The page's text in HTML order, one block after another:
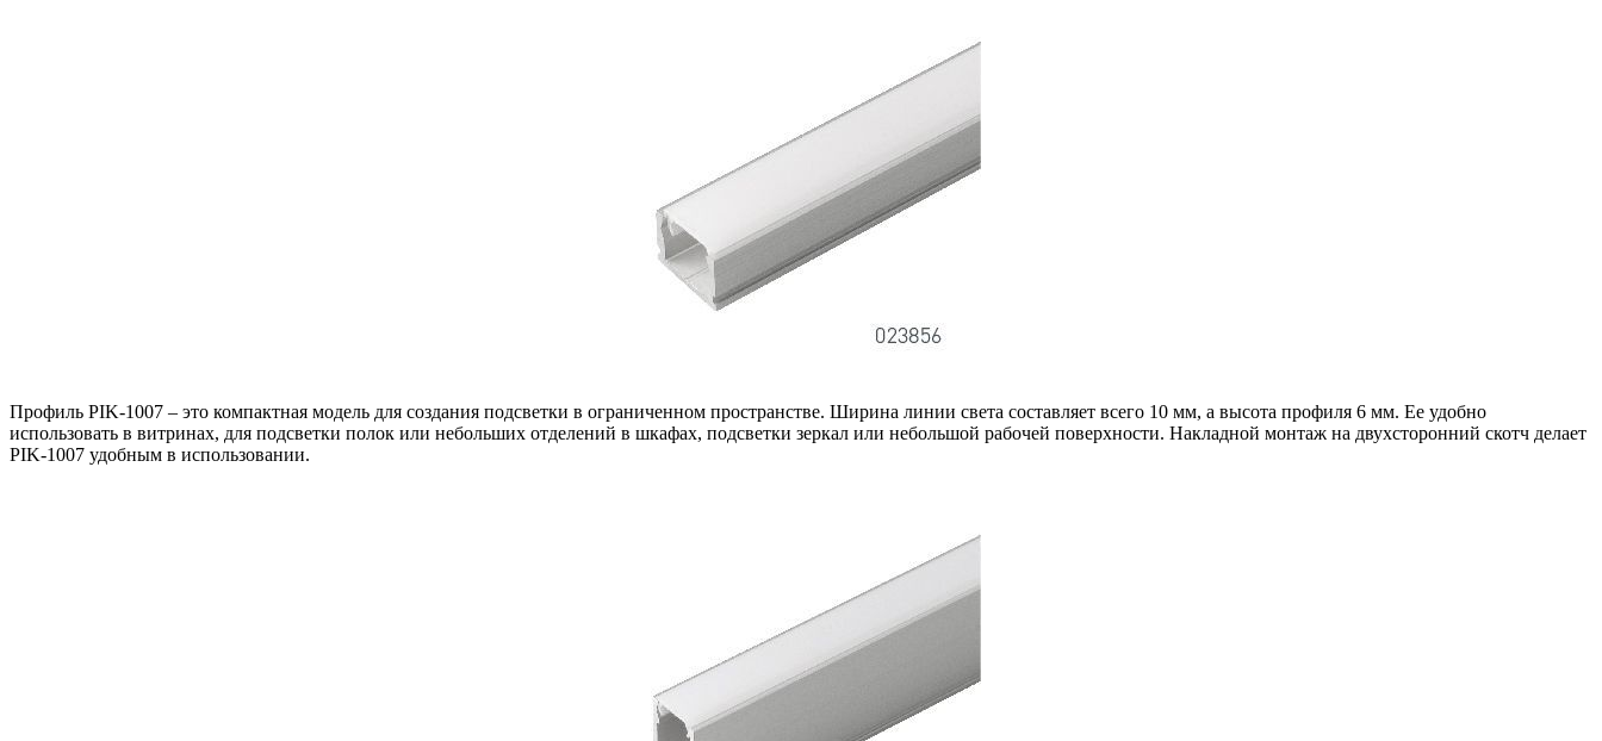
Профиль PIK-1007 – это компактная модель для создания подсветки в ограниченном пространстве. Ширина линии света составляет всего 10 мм, а высота профиля 6 мм. Ее удобно
использовать в витринах, для подсветки полок или небольших отделений в шкафах, подсветки зеркал или небольшой рабочей поверхности. Накладной монтаж на двухсторонний скотч делает
PIK-1007 удобным в использовании.